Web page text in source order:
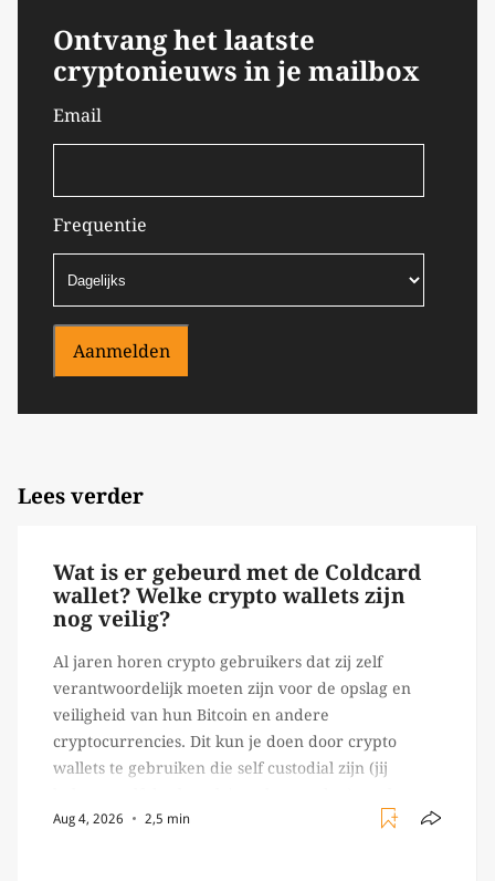
Ontvang het laatste
cryptonieuws in je mailbox
Email
Frequentie
Aanmelden
Lees verder
Wat is er gebeurd met de Coldcard
wallet? Welke crypto wallets zijn
nog veilig?
Al jaren horen crypto gebruikers dat zij zelf
verantwoordelijk moeten zijn voor de opslag en
veiligheid van hun Bitcoin en andere
cryptocurrencies. Dit kun je doen door crypto
wallets te gebruiken die self custodial zijn (jij
Ledger of Trezor bijvoorbeeld. Echter, op 29 juli
Aug 4, 2026 2,5 min